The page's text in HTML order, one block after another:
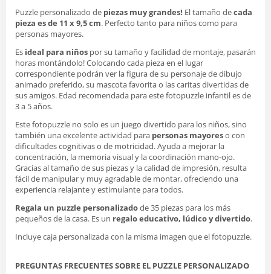
Puzzle personalizado de piezas muy grandes! El tamaño decada
pieza es de 11 x 9,5 cm. Perfecto tanto para niños como para
personas mayores.
Es ideal para niños por su tamaño y facilidad de montaje, pasarán
horas montándolo! Colocando cada pieza en el lugar
correspondiente podrán ver la figura de su personaje de dibujo
animado preferido, su mascota favorita o las caritas divertidas de
sus amigos. Edad recomendada para este fotopuzzle infantil es de
3 a 5 años.
Este fotopuzzle no solo es un juego divertido para los niños, sino
también una excelente actividad para personas mayoreso con
dificultades cognitivas o de motricidad. Ayuda a mejorar la
concentración, la memoria visual y la coordinación mano-ojo.
Gracias al tamaño de sus piezas y la calidad de impresión, resulta
fácil de manipular y muy agradable de montar, ofreciendo una
experiencia relajante y estimulante para todos.
Regala un puzzle personalizadode 35 piezas para los más
pequeños de la casa. Es un regalo educativo, lúdico y divertido.
Incluye caja personalizada con la misma imagen que el fotopuzzle.
PREGUNTAS FRECUENTES SOBRE EL PUZZLE PERSONALIZADO